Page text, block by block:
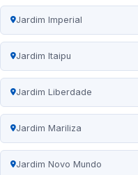
Jardim Imperial
Jardim Itaipu
Jardim Liberdade
Jardim Mariliza
Jardim Novo Mundo